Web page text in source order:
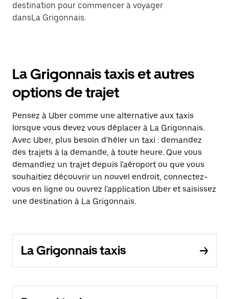
destination pour commencer à voyager
dansLa Grigonnais.
La Grigonnais taxis et autres
options de trajet
Pensez à Uber comme une alternative aux taxis
lorsque vous devez vous déplacer à La Grigonnais.
Avec Uber, plus besoin d'héler un taxi : demandez
des trajets à la demande, à toute heure. Que vous
demandiez un trajet depuis l'aéroport ou que vous
souhaitiez découvrir un nouvel endroit, connectez-
vous en ligne ou ouvrez l'application Uber et saisissez
une destination à La Grigonnais.
La Grigonnais taxis